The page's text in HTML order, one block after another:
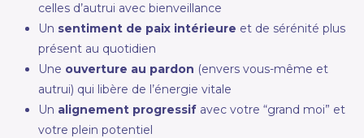
celles d’autrui avec bienveillance
Un sentiment de paix intérieure et de sérénité plus
présent au quotidien
Une ouverture au pardon (envers vous-même et
autrui) qui libère de l’énergie vitale
Un alignement progressif avec votre “grand moi” et
votre plein potentiel